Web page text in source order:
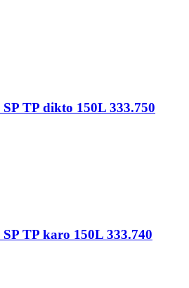
TP dikto 150L 333.750
TP karo 150L 333.740